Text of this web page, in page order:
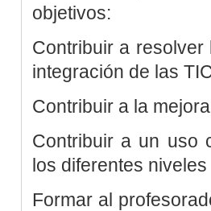
objetivos:
Contribuir a
integración de las
Contribuir a la
Contribuir a un uso
los diferentes
Formar al